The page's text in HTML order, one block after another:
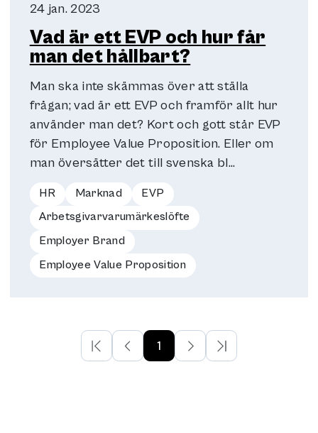
24 jan. 2023
Vad är ett EVP och hur får
man det hållbart?
Man ska inte skämmas över att ställa
frågan; vad är ett EVP och framför allt hur
använder man det? Kort och gott står EVP
för Employee Value Proposition. Eller om
man översätter det till svenska bl...
HR Marknad
EVP
Arbetsgivarvarumärkeslöfte
Employer Brand
Employee Value Proposition
1